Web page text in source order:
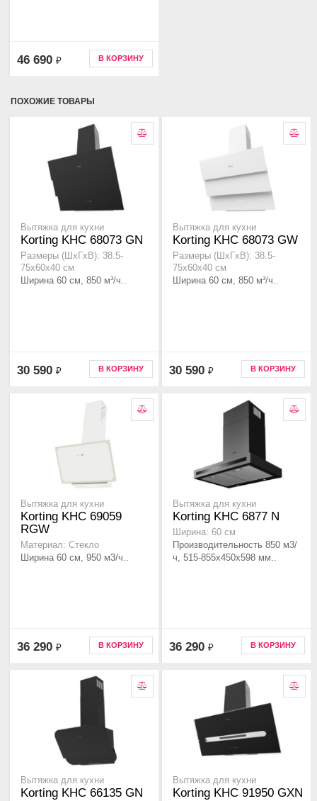
46 690 ₽ В КОРЗИНУ
ПОХОЖИЕ ТОВАРЫ
Вытяжка для кухни
Korting KHC 68073 GN
Размеры (ШхГхВ): 38.5-
75x60x40 см
Ширина 60 см, 850 м³/ч..
30 590 ₽ В КОРЗИНУ
Вытяжка для кухни
Korting KHC 68073 GW
Размеры (ШхГхВ): 38.5-
75x60x40 см
Ширина 60 см, 850 м³/ч..
30 590 ₽ В КОРЗИНУ
Вытяжка для кухни
Korting KHC 69059
RGW
Материал: Стекло
Ширина 60 см, 950 м3/ч..
36 290 ₽ В КОРЗИНУ
Вытяжка для кухни
Korting KHC 6877 N
Ширина: 60 см
Производительность 850 м3/
ч, 515-855x450x598 мм..
36 290 ₽ В КОРЗИНУ
Вытяжка для кухни
Korting KHC 66135 GN
Вытяжка для кухни
Korting KHC 91950 GXN